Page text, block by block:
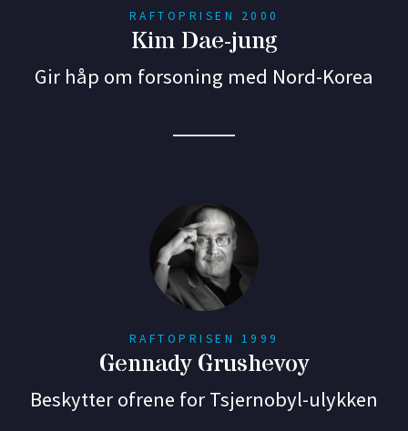
RAFTOPRISEN 2000
Kim Dae-jung
Gir håp om forsoning med Nord-Korea
RAFTOPRISEN 1999
Gennady Grushevoy
Beskytter ofrene for Tsjernobyl-ulykken